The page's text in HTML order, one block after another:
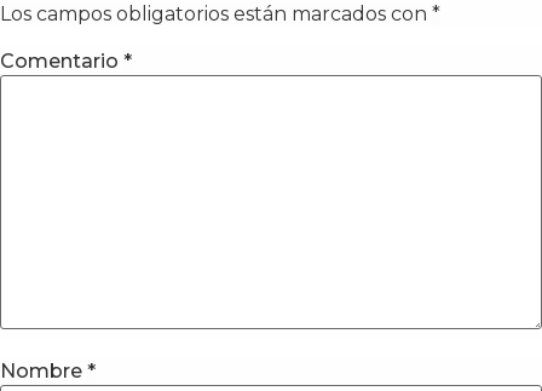
Los campos obligatorios están marcados con *
Comentario *
Nombre *